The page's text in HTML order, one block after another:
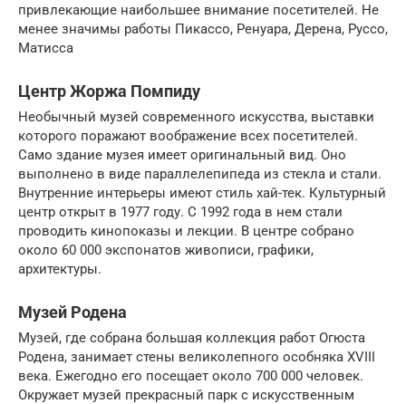
привлекающие наибольшее внимание посетителей. Не
менее значимы работы Пикассо, Ренуара, Дерена, Руссо,
Матисса
Центр Жоржа Помпиду
Необычный музей современного искусства, выставки
которого поражают воображение всех посетителей.
Само здание музея имеет оригинальный вид. Оно
выполнено в виде параллелепипеда из стекла и стали.
Внутренние интерьеры имеют стиль хай-тек. Культурный
центр открыт в 1977 году. С 1992 года в нем стали
проводить кинопоказы и лекции. В центре собрано
около 60 000 экспонатов живописи, графики,
архитектуры.
Музей Родена
Музей, где собрана большая коллекция работ Огюста
Родена, занимает стены великолепного особняка XVIII
века. Ежегодно его посещает около 700 000 человек.
Окружает музей прекрасный парк с искусственным